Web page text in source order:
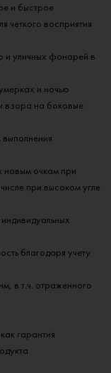
и быстрое
четкого восприятия
и уличных фонарей в
и ночью
взора на боковые
новым очкам при
при высоком угле
благодаря учету
в т.ч. отраженного
гарантия